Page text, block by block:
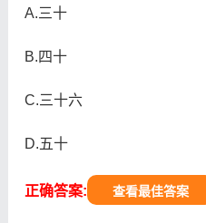
A.三十
B.四十
C.三十六
D.五十
正确答案: 查看最佳答案